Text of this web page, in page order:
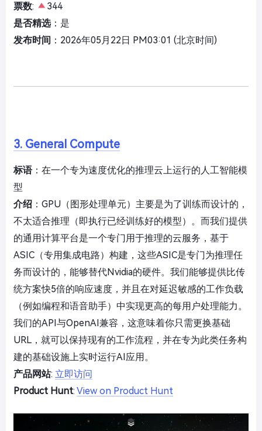
票数:
344
是否精选：是
发布时间 ：2026年05月22日 PM03:01 (北京时间)
3. General Compute
标语：在一个专为速度优化的推理云上运行的人工智能模
型
介绍 ：GPU（图形处理单元）主要是为了训练而设计的，
不太适合推理（即执行已经训练好的模型）。而我们提供
的通用计算平台是一个专门用于推理的云服务，基于
ASIC（专用集成电路）构建，这些ASIC是专门为推理任
务而设计的，能够替代Nvidia的硬件。我们能够提供比传
统方案快5倍的响应速度，并且在对延迟敏感的工作负载
（例如编程和语音助手）中实现更高的每用户处理能力。
我们的API与OpenAI兼容，这意味着你只需更换基础
URL，就可以保持现有的工作流程，并在专为此类任务构
建的基础设施上实时运行AI应用。
产品网站: 立即访问
Product Hunt: View on Product Hunt